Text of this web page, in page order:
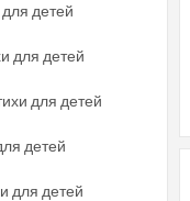
детей
для детей
для детей
детей
для детей